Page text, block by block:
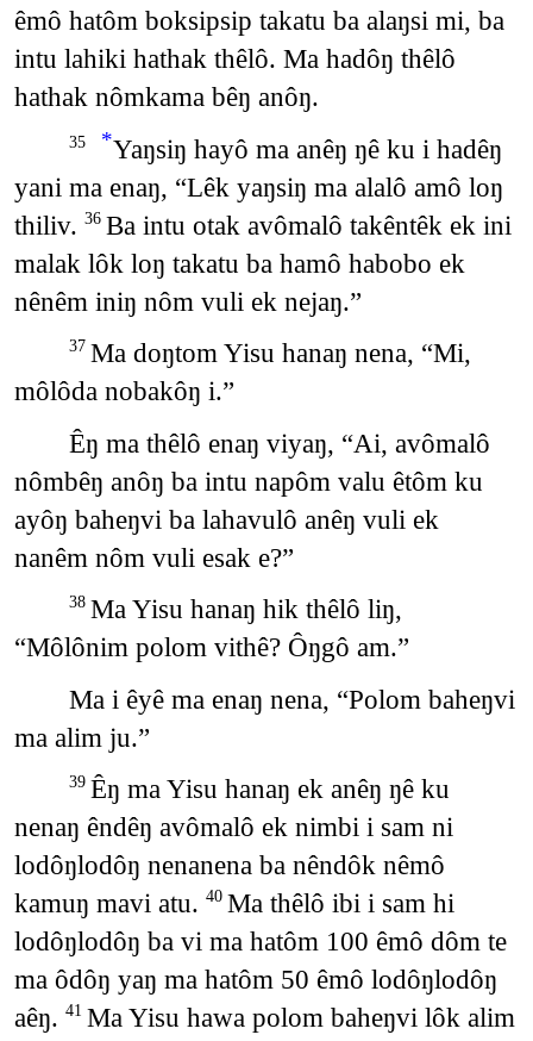
êmô hatôm boksipsip takatu ba alaŋsi mi, ba
intu lahiki hathak thêlô. Ma hadôŋ thêlô
hathak nômkama bêŋ anôŋ.
35 *Yaŋsiŋ hayô ma anêŋ ŋê ku i hadêŋ
yani ma enaŋ, “Lêk yaŋsiŋ ma alalô amô loŋ
thiliv. 36 Ba intu otak avômalô takêntêk ek ini
malak lôk loŋ takatu ba hamô habobo ek
nênêm iniŋ nôm vuli ek nejaŋ.”
37 Ma doŋtom Yisu hanaŋ nena, “Mi,
môlôda nobakôŋ i.”
Êŋ ma thêlô enaŋ viyaŋ, “Ai, avômalô
nômbêŋ anôŋ ba intu napôm valu êtôm ku
ayôŋ baheŋvi ba lahavulô anêŋ vuli ek
nanêm nôm vuli esak e?”
38 Ma Yisu hanaŋ hik thêlô liŋ,
“Môlônim polom vithê? Ôŋgô am.”
Ma i êyê ma enaŋ nena, “Polom baheŋvi
ma alim ju.”
39 Êŋ ma Yisu hanaŋ ek anêŋ ŋê ku
nenaŋ êndêŋ avômalô ek nimbi i sam ni
lodôŋlodôŋ nenanena ba nêndôk nêmô
kamuŋ mavi atu. 40 Ma thêlô ibi i sam hi
lodôŋlodôŋ ba vi ma hatôm 100 êmô dôm te
ma ôdôŋ yaŋ ma hatôm 50 êmô lodôŋlodôŋ
aêŋ. 41 Ma Yisu hawa polom baheŋvi lôk alim